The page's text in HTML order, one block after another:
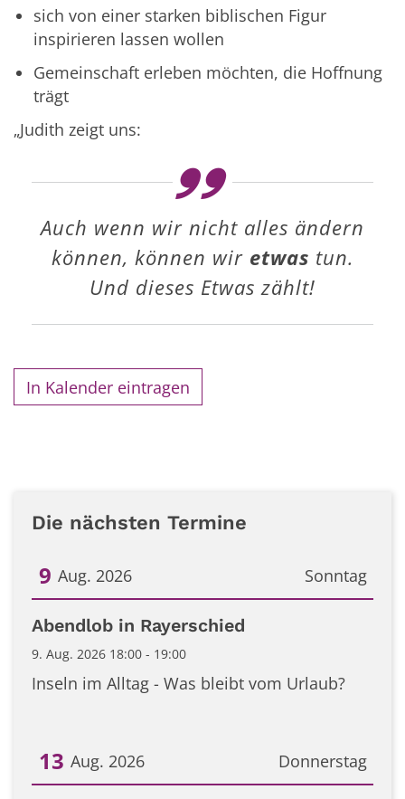
sich von einer starken biblischen Figur
inspirieren lassen wollen
Gemeinschaft erleben möchten, die Hoffnung
trägt
„Judith zeigt uns:
Auch wenn wir nicht alles ändern
können, können wir etwas tun.
Und dieses Etwas zählt!
In Kalender eintragen
Die nächsten Termine
Sonntag
9 Aug. 2026
Datum: 9. August 2026
Abendlob in Rayerschied
9. Aug. 2026 18:00 - 19:00
Inseln im Alltag - Was bleibt vom Urlaub?
Donnerstag
13 Aug. 2026